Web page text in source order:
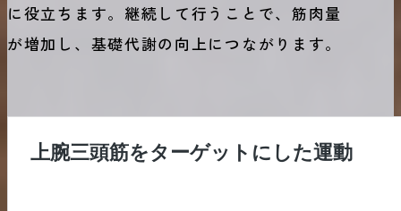
に役立ちます。継続して行うことで、筋肉量
が増加し、基礎代謝の向上につながります。